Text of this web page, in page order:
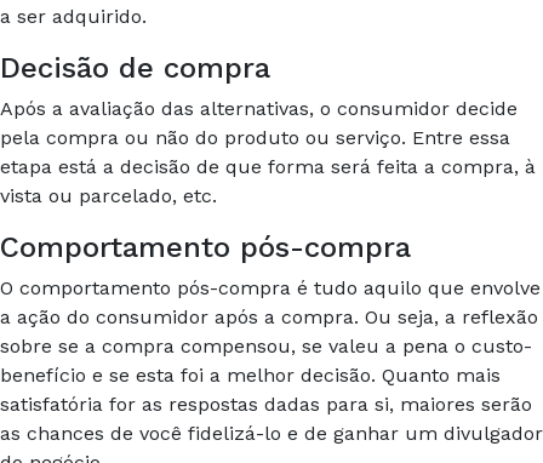
a ser adquirido.
Decisão de compra
Após a avaliação das alternativas, o consumidor decide
pela compra ou não do produto ou serviço. Entre essa
etapa está a decisão de que forma será feita a compra, à
vista ou parcelado, etc.
Comportamento pós-compra
O comportamento pós-compra é tudo aquilo que envolve
a ação do consumidor após a compra. Ou seja, a reflexão
sobre se a compra compensou, se valeu a pena o custo-
benefício e se esta foi a melhor decisão. Quanto mais
satisfatória for as respostas dadas para si, maiores serão
as chances de você fidelizá-lo e de ganhar um divulgador